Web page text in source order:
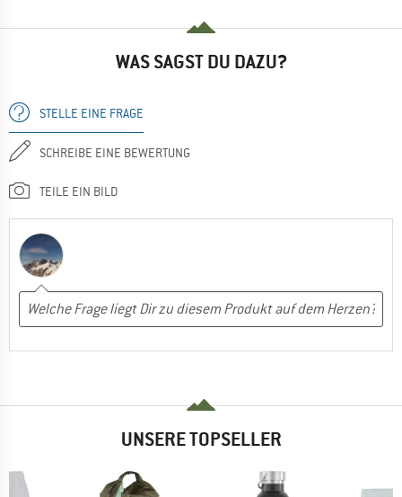
WAS SAGST DU DAZU?
STELLE EINE FRAGE
SCHREIBE EINE BEWERTUNG
TEILE EIN BILD
UNSERE TOPSELLER